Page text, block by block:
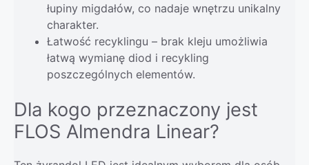
łupiny migdałów, co nadaje wnętrzu unikalny
charakter.
Łatwość recyklingu – brak kleju umożliwia
łatwą wymianę diod i recykling
poszczególnych elementów.
Dla kogo przeznaczony jest
FLOS Almendra Linear?